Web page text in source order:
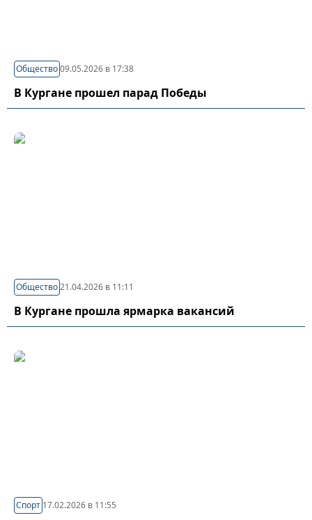
Общество09.05.2026 в 17:38
В Кургане прошел парад Победы
Общество21.04.2026 в 11:11
В Кургане прошла ярмарка вакансий
Спорт 17.02.2026 в 11:55